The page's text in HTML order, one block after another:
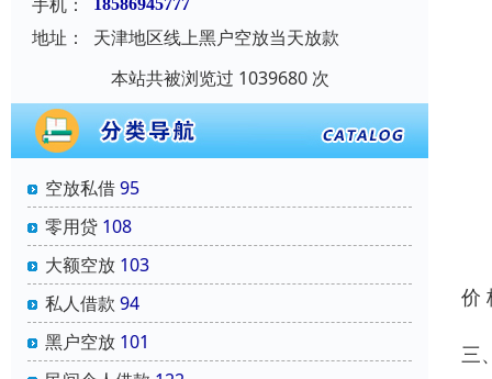
18586945777
地址：
天津地区线上黑户空放当天放款
本站共被浏览过 1039680 次
空放私借95
零用贷 108
大额空放 103
私人借款 94
黑户空放 101
价
三